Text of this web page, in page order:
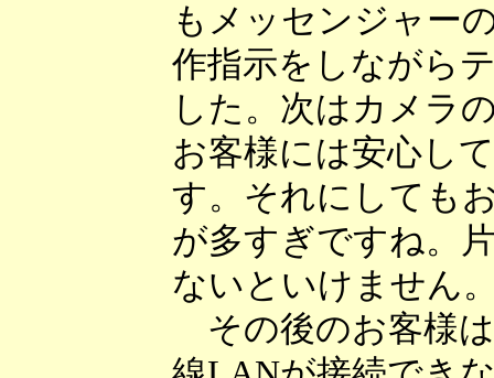
もメッセンジャー
作指示をしながら
した。次はカメラ
お客様には安心し
す。それにしても
が多すぎですね。
ないといけません
その後のお客様